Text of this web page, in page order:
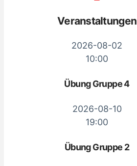
Veranstaltungen
2026-08-02
10:00
Übung Gruppe 4
2026-08-10
19:00
Übung Gruppe 2